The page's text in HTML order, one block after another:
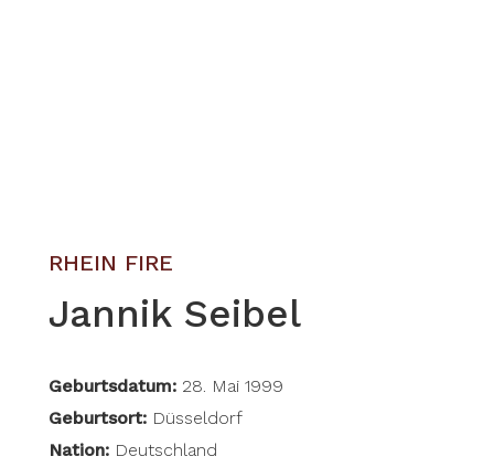
RHEIN FIRE
Jannik Seibel
Geburtsdatum: 28. Mai 1999
Geburtsort: Düsseldorf
Nation: Deutschland